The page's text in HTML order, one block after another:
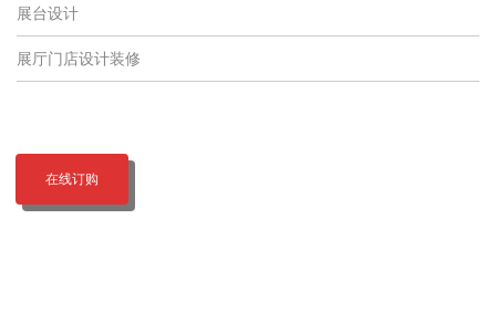
展台设计
展厅门店设计装修
在线订购